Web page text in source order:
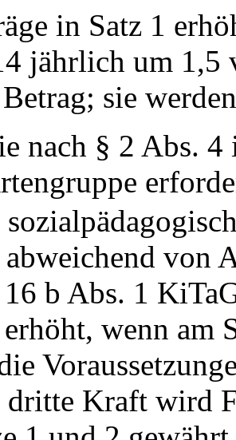
in Satz 1
jährlich um 1,5
sie
nach § 2 Abs.
von
b Abs. 1
wenn am
Kraft wird